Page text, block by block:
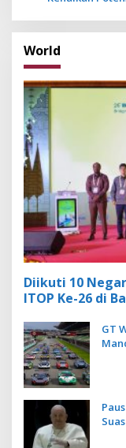
World
Diikuti 10
ITOP Ke-26 di
GT